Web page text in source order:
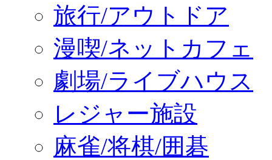
旅行/アウトドア
漫喫/ネットカフェ
劇場/ライブハウス
レジャー施設
麻雀/将棋/囲碁